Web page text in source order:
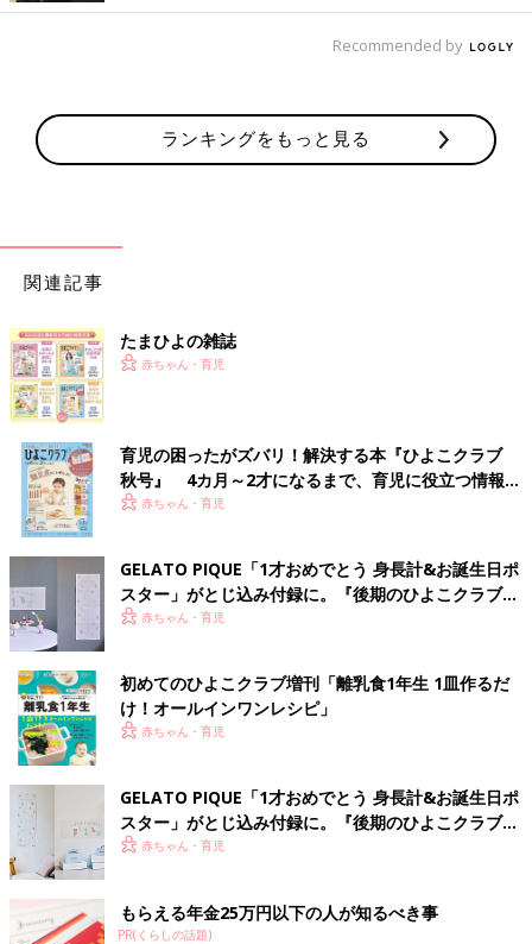
Recommended by
ランキングをもっと見る
関連記事
たまひよの雑誌
赤ちゃん・育児
育児の困ったがズバリ！解決する本『ひよこクラブ
秋号』 4カ月～2才になるまで、育児に役立つ情報が
いっぱい！
赤ちゃん・育児
GELATO PIQUE「1才おめでとう 身長計&お誕生日ポ
スター」がとじ込み付録に。『後期のひよこクラブ』
春号が発売中！
赤ちゃん・育児
初めてのひよこクラブ増刊「離乳食1年生 1皿作るだ
け！オールインワン​レシピ」
赤ちゃん・育児
GELATO PIQUE「1才おめでとう 身長計&お誕生日ポ
スター」がとじ込み付録に。『後期のひよこクラブ』
冬号が発売中！
赤ちゃん・育児
もらえる年金25万円以下の人が知るべき事
PR(くらしの話題)